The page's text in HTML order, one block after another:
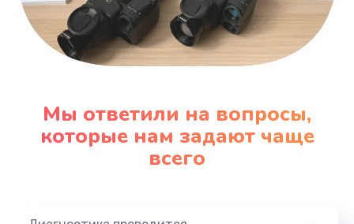
Мы ответили на вопросы,
которые нам задают чаще
всего